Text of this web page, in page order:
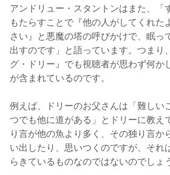
アンドリュー・スタントンはまた、「
もたらすことで『他の人がしてくれた
さい』と悪魔の塔の呼びかけで、眠っ
出すのです」と語っています。つまり
グ・ドリー』でも視聴者が思わず何か
が含まれているのです。
例えば、ドリーのお父さんは「難しい
つでも他に道がある」とドリーに教え
り言が他の魚より多く、その独り言か
い出したり、思いつくのですが、それ
らきているものなのではないのでしょ